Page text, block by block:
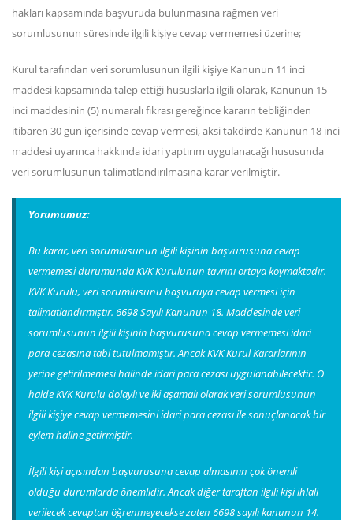
hakları kapsamında başvuruda bulunmasına rağmen veri
sorumlusunun süresinde ilgili kişiye cevap vermemesi üzerine;
Kurul tarafından veri sorumlusunun ilgili kişiye Kanunun 11 inci
maddesi kapsamında talep ettiği hususlarla ilgili olarak, Kanunun 15
inci maddesinin (5) numaralı fıkrası gereğince kararın tebliğinden
itibaren 30 gün içerisinde cevap vermesi, aksi takdirde Kanunun 18 inci
maddesi uyarınca hakkında idari yaptırım uygulanacağı hususunda
veri sorumlusunun talimatlandırılmasına karar verilmiştir.
Yorumumuz:
Bu karar, veri sorumlusunun ilgili kişinin başvurusuna cevap
vermemesi durumunda KVK Kurulunun tavrını ortaya koymaktadır.
KVK Kurulu, veri sorumlusunu başvuruya cevap vermesi için
talimatlandırmıştır. 6698 Sayılı Kanunun 18. Maddesinde veri
sorumlusunun ilgili kişinin başvurusuna cevap vermemesi idari
para cezasına tabi tutulmamıştır. Ancak KVK Kurul Kararlarının
yerine getirilmemesi halinde idari para cezası uygulanabilecektir. O
halde KVK Kurulu dolaylı ve iki aşamalı olarak veri sorumlusunun
ilgili kişiye cevap vermemesini idari para cezası ile sonuçlanacak bir
eylem haline getirmiştir.
İlgili kişi açısından başvurusuna cevap almasının çok önemli
olduğu durumlarda önemlidir. Ancak diğer taraftan ilgili kişi ihlali
verilecek cevaptan öğrenmeyecekse zaten 6698 sayılı kanunun 14.